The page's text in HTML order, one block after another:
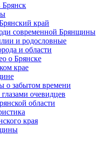
Брянск
край
современной Брянщины
и родословные
и области
о Брянске
крае
о забытом времени
очевидцев
области
края